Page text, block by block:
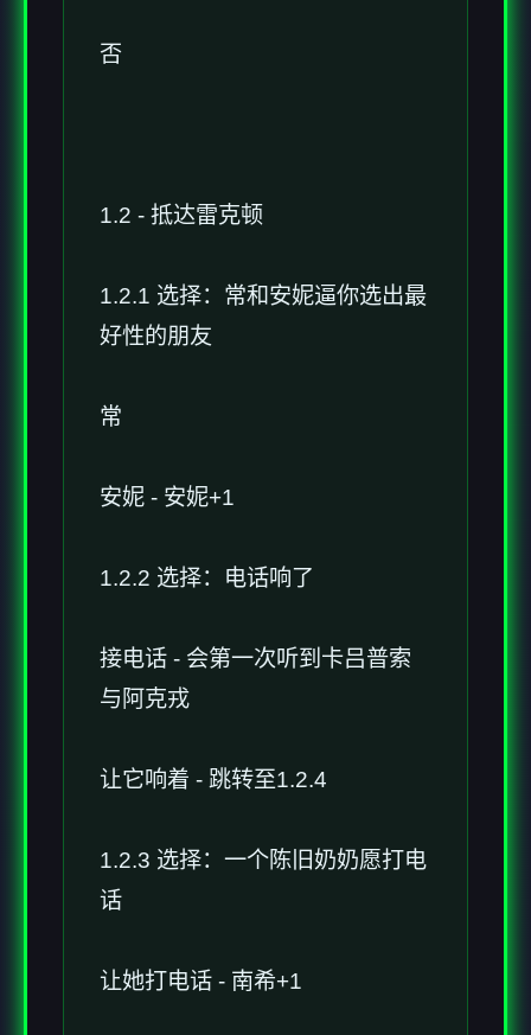
否
1.2 - 抵达雷克顿
1.2.1 选择：常和安妮逼你选出最
好性的朋友
常
安妮 - 安妮+1
1.2.2 选择：电话响了
接电话 - 会第一次听到卡吕普索
与阿克戎
让它响着 - 跳转至1.2.4
1.2.3 选择：一个陈旧奶奶愿打电
话
让她打电话 - 南希+1